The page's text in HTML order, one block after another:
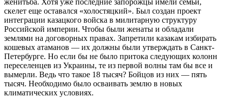
женитьба. Хотя уже последние запорожцы имели семьи,
скелет еще оставался «холостяцкий». Был создан проект
интеграции казацкого войска в милитарную структуру
Российской империи. Чтобы были женаты и обладали
землями на договорных правах. Запретили казакам избирать
кошевых атаманов — их должны были утверждать в Санкт-
Петербурге. Но если бы не было притока следующих колонн
переселенцев из Украины, те из первой волны там бы все и
вымерли. Ведь что такое 18 тысяч? Бойцов из них — пять
тысяч. Необходимо было осваивать землю в новых
климатических условиях.